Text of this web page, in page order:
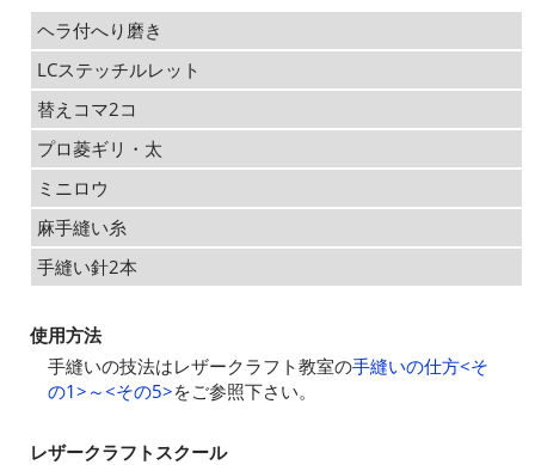
ヘラ付へり磨き
LCステッチルレット
替えコマ2コ
プロ菱ギリ・太
ミニロウ
麻手縫い糸
手縫い針2本
使用方法
手縫いの技法はレザークラフト教室の手縫いの仕方<そ
の1>～<その5>をご参照下さい。
レザークラフトスクール